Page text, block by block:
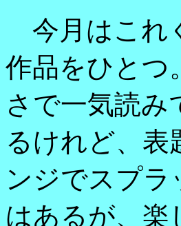
今月はこれ
作品をひとつ
さで一気読
るけれど、表
ンジでスプ
はあるが、楽